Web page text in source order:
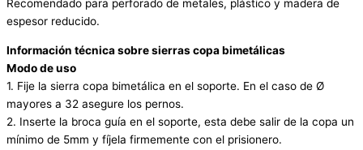
Recomendado para perforado de metales, plástico y madera de
espesor reducido.
Información técnica sobre sierras copabimetálicas
Modo de uso
1. Fije la sierra copa bimetálica en el soporte. En el caso de Ø
mayores a 32 asegure los pernos.
2. Inserte la broca guía en el soporte, esta debe salir de la copa un
mínimo de 5mm y fíjela firmemente con el prisionero.